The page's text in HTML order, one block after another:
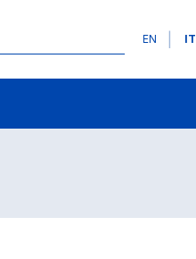
Lingue
EN IT